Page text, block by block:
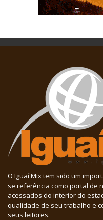
O Iguaí Mix tem sido um
se referência como portal de
acessados do interior do
qualidade de seu trabalho e
seus leitores.